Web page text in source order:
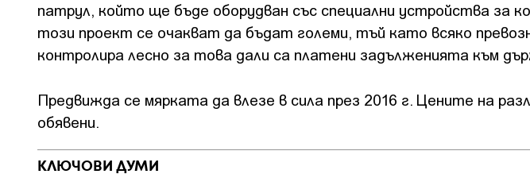
патрул, който ще бъде оборудван със специални устройства за
този проект се очакват да бъдат големи, тъй като всяко
контролира лесно за това дали са платени задълженията към
Предвижда се мярката да влезе в сила през 2016 г. Цените на
обявени.
КЛЮЧОВИ ДУМИ